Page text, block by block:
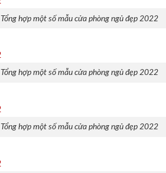
Tổng hợp một số mẫu cửa phòng ngủ đẹp 2022
Tổng hợp một số mẫu cửa phòng ngủ đẹp 2022
Tổng hợp một số mẫu cửa phòng ngủ đẹp 2022